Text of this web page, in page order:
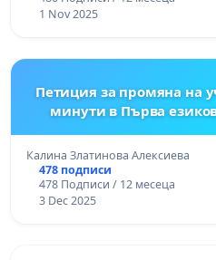
1 Nov 2025
Петиция за промяна на
минути в Първа
Калина Златинова Алексиева
478 подписи
478 Подписи / 12 месеца
3 Dec 2025